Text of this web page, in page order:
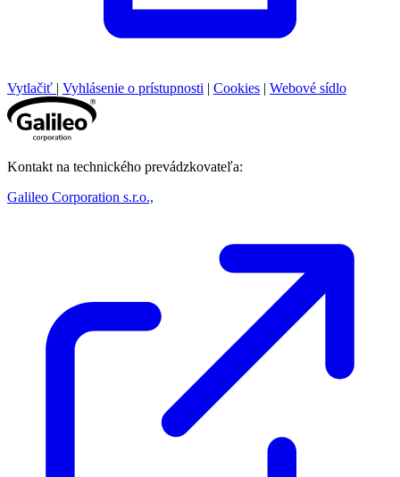
Vytlačiť | Vyhlásenie o prístupnosti | Cookies | Webové sídlo
Kontakt na technického prevádzkovateľa:
Galileo Corporation s.r.o.,